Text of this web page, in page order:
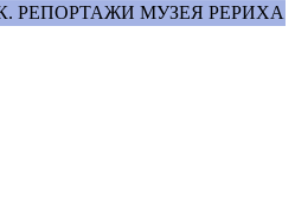
РЕПОРТАЖИ МУЗЕЯ РЕРИХА